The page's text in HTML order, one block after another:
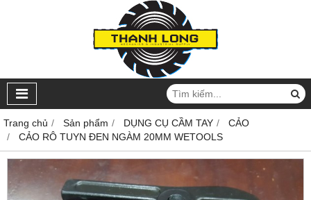
Trang chủ Sản phẩm DỤNG CỤ CẦM TAY
CẢO
CẢO RÔ TUYN ĐEN NGÀM 20MM WETOOLS